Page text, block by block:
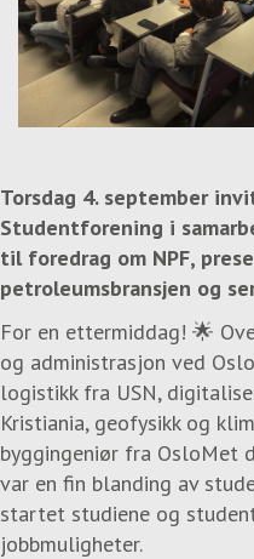
Torsdag 4. september
Studentforening i
til foredrag om NPF,
petroleumsbransjen og
For en ettermiddag! 🌟
og administrasjon ved
logistikk fra USN,
Kristiania, geofysikk og
byggingeniør fra OsloMet
var en fin blanding av
startet studiene og
jobbmuligheter.